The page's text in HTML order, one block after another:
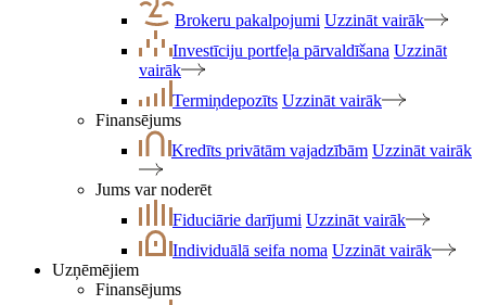
Brokeru pakalpojumi Uzzināt vairāk
Investīciju portfeļa pārvaldīšana Uzzināt
vairāk
Termiņdepozīts Uzzināt vairāk
Finansējums
Kredīts privātām vajadzībām Uzzināt vairāk
Jums var noderēt
Fiduciārie darījumi Uzzināt vairāk
Individuālā seifa noma Uzzināt vairāk
Uzņēmējiem
Finansējums